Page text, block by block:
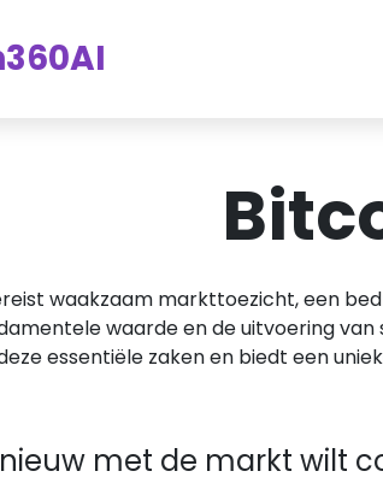
waakzaam markttoezicht, een
waarde en de uitvoering
essentiële zaken en biedt een
met de markt wilt